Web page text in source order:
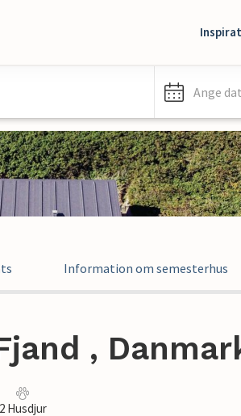
Ange
Information om semesterhus
,
2 Husdjur